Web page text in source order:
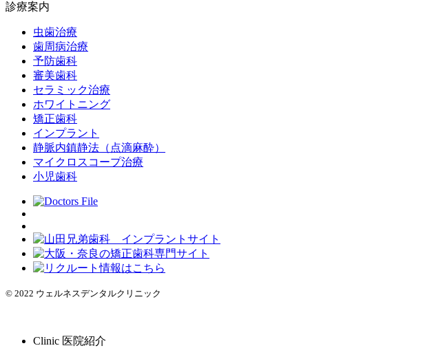
診療案内
虫歯治療
歯周病治療
予防歯科
審美歯科
セラミック治療
ホワイトニング
矯正歯科
インプラント
静脈内鎮静法（点滴麻酔）
マイクロスコープ治療
小児歯科
© 2022 ウェルネスデンタルクリニック
Clinic 医院紹介